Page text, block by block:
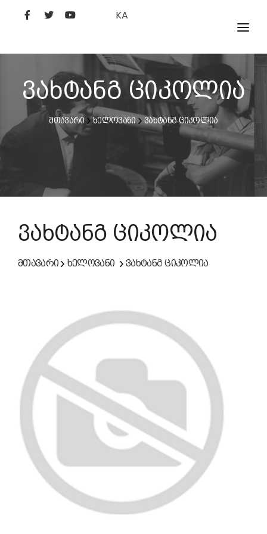
KA
ᲤᲘᲚᲛᲔᲑᲘ
ᲮᲔᲚᲝᲕᲐᲜᲘ
ᲙᲘᲜᲝᲡᲢᲣᲓᲘᲐ
ᲙᲘᲜᲝᲐᲙᲐᲓᲔᲛᲘᲐ
ვახტანგ ციკოლია
მთავარი ხელოვანი ვახტანგ ციკოლია
ვახტანგ ციკოლია
მთავარი ხელოვანი ვახტანგ ციკოლია